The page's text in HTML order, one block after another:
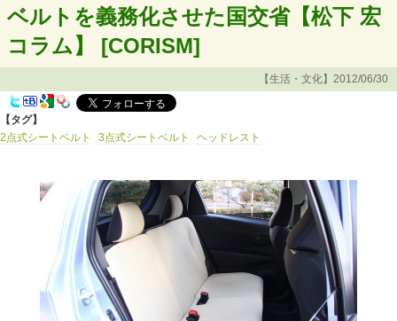
ベルトを義務化させた国交省【松下 宏
コラム】 [CORISM]
【生活・文化】2012/06/30
【タグ】
2点式シートベルト
3点式シートベルト ヘッドレスト